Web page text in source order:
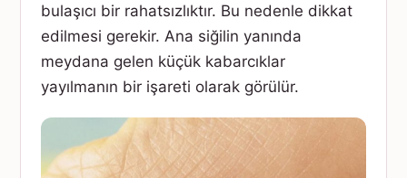
bulaşıcı bir rahatsızlıktır. Bu nedenle dikkat
edilmesi gerekir. Ana siğilin yanında
meydana gelen küçük kabarcıklar
yayılmanın bir işareti olarak görülür.